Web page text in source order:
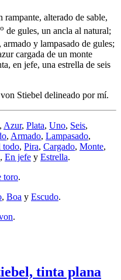
rampante, alterado de sable,
o de gules, un ancla al natural;
y lampasado de gules;
cargada de un monte
en jefe, una estrella de seis
Stiebel delineado por mí.
, Azur, Plata, Uno, Seis,
, Armado, Lampasado,
todo, Pira, Cargado, Monte,
, En jefe y Estrella.
toro.
, Boa y Escudo.
.
tinta plana